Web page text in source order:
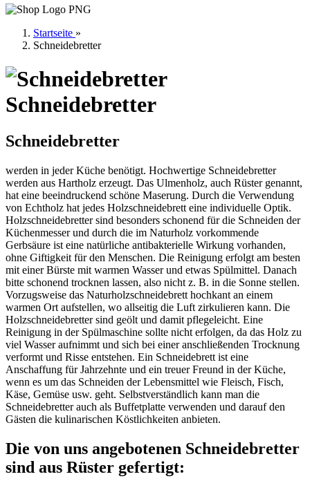
Startseite »
Schneidebretter
Schneidebretter
Schneidebretter
werden in jeder Küche benötigt. Hochwertige Schneidebretter
werden aus Hartholz erzeugt. Das Ulmenholz, auch Rüster genannt,
hat eine beeindruckend schöne Maserung. Durch die Verwendung
von Echtholz hat jedes Holzschneidebrett eine individuelle Optik.
Holzschneidebretter sind besonders schonend für die Schneiden der
Küchenmesser und durch die im Naturholz vorkommende
Gerbsäure ist eine natürliche antibakterielle Wirkung vorhanden,
ohne Giftigkeit für den Menschen. Die Reinigung erfolgt am besten
mit einer Bürste mit warmen Wasser und etwas Spülmittel. Danach
bitte schonend trocknen lassen, also nicht z. B. in die Sonne stellen.
Vorzugsweise das Naturholzschneidebrett hochkant an einem
warmen Ort aufstellen, wo allseitig die Luft zirkulieren kann. Die
Holzschneidebretter sind geölt und damit pflegeleicht. Eine
Reinigung in der Spülmaschine sollte nicht erfolgen, da das Holz zu
viel Wasser aufnimmt und sich bei einer anschließenden Trocknung
verformt und Risse entstehen. Ein Schneidebrett ist eine
Anschaffung für Jahrzehnte und ein treuer Freund in der Küche,
wenn es um das Schneiden der Lebensmittel wie Fleisch, Fisch,
Käse, Gemüse usw. geht. Selbstverständlich kann man die
Schneidebretter auch als Buffetplatte verwenden und darauf den
Gästen die kulinarischen Köstlichkeiten anbieten.
Die von uns angebotenen Schneidebretter
sind aus Rüster gefertigt: